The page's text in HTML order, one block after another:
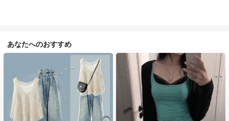
あなたへのおすすめ